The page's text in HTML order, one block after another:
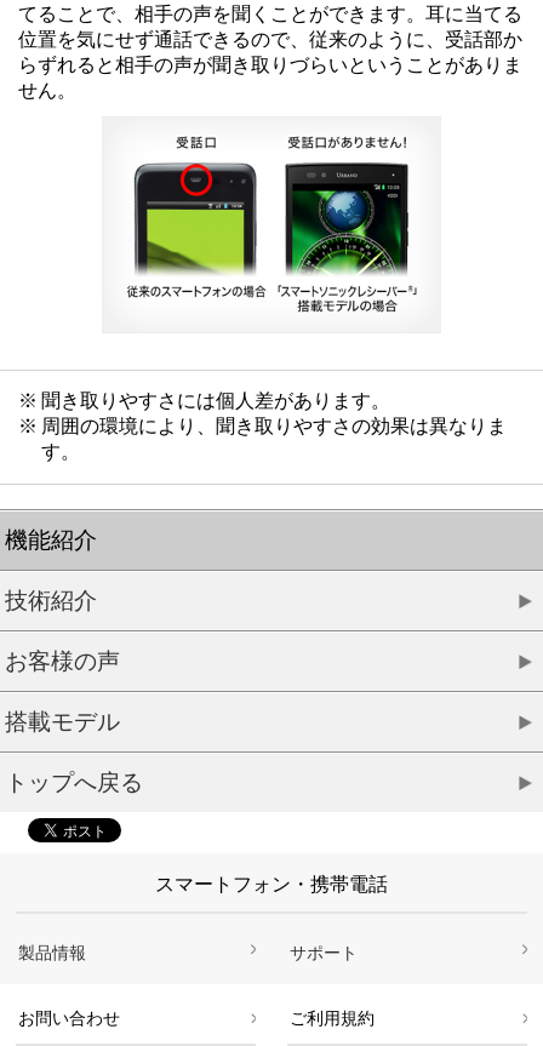
てることで、相手の声を聞くことができます。耳に当てる
位置を気にせず通話できるので、従来のように、受話部か
らずれると相手の声が聞き取りづらいということがありま
せん。
※ 聞き取りやすさには個人差があります。
※ 周囲の環境により、聞き取りやすさの効果は異なりま
す。
機能紹介
技術紹介
お客様の声
搭載モデル
トップへ戻る
スマートフォン・携帯電話
製品情報 サポート
お問い合わせ ご利用規約